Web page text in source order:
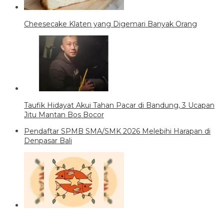
Cheesecake Klaten yang Digemari Banyak Orang
Taufik Hidayat Akui Tahan Pacar di Bandung, 3 Ucapan
Jitu Mantan Bos Bocor
Pendaftar SPMB SMA/SMK 2026 Melebihi Harapan di
Denpasar Bali